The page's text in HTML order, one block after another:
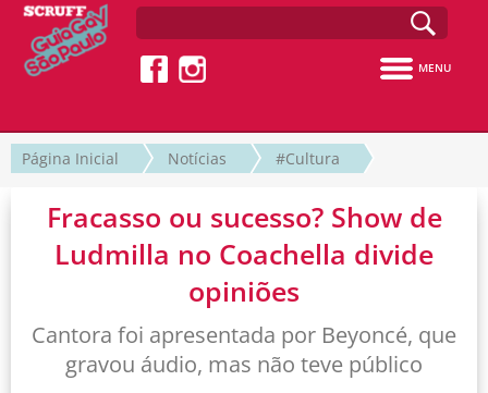
MENU
Página Inicial Notícias #Cultura
Fracasso ou sucesso? Show de
Ludmilla no Coachella divide
opiniões
Cantora foi apresentada por Beyoncé, que
gravou áudio, mas não teve público